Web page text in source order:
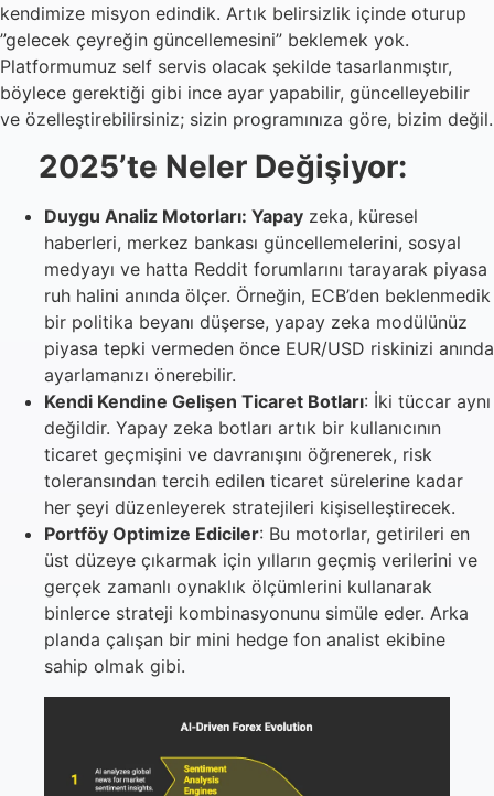
kendimize misyon edindik. Artık belirsizlik içinde oturup
”gelecek çeyreğin güncellemesini” beklemek yok.
Platformumuz self servis olacak şekilde tasarlanmıştır,
böylece gerektiği gibi ince ayar yapabilir, güncelleyebilir
ve özelleştirebilirsiniz; sizin programınıza göre, bizim değil.
2025’te Neler Değişiyor:
Duygu Analiz Motorları: Yapay zeka, küresel
haberleri, merkez bankası güncellemelerini, sosyal
medyayı ve hatta Reddit forumlarını tarayarak piyasa
ruh halini anında ölçer. Örneğin, ECB’den beklenmedik
bir politika beyanı düşerse, yapay zeka modülünüz
piyasa tepki vermeden önce EUR/USD riskinizi anında
ayarlamanızı önerebilir.
Kendi Kendine Gelişen Ticaret Botları: İki tüccar aynı
değildir. Yapay zeka botları artık bir kullanıcının
ticaret geçmişini ve davranışını öğrenerek, risk
toleransından tercih edilen ticaret sürelerine kadar
her şeyi düzenleyerek stratejileri kişiselleştirecek.
Portföy Optimize Ediciler: Bu motorlar, getirileri en
üst düzeye çıkarmak için yılların geçmiş verilerini ve
gerçek zamanlı oynaklık ölçümlerini kullanarak
binlerce strateji kombinasyonunu simüle eder. Arka
planda çalışan bir mini hedge fon analist ekibine
sahip olmak gibi.